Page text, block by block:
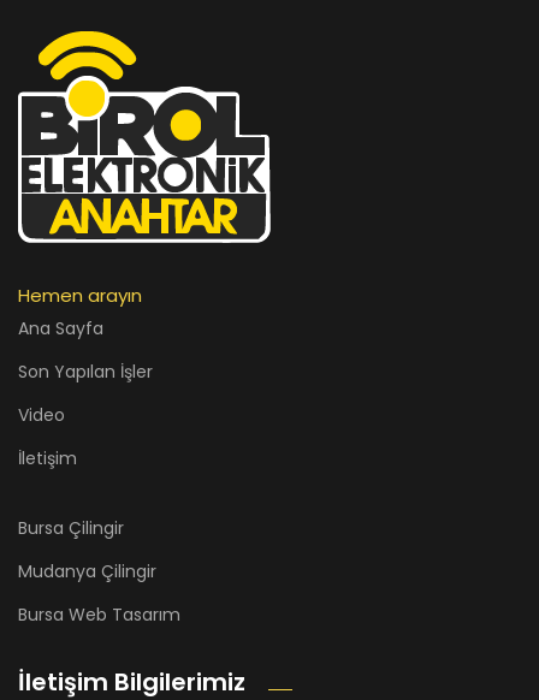
Hemen arayın
Ana Sayfa
Son Yapılan İşler
Video
İletişim
Bursa Çilingir
Mudanya Çilingir
Bursa Web Tasarım
İletişim Bilgilerimiz